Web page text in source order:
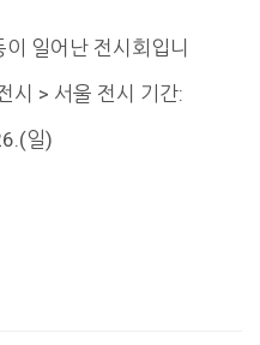
일어난 전시회입니
> 서울 전시 기간:
일)